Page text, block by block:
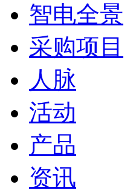
智电全景
采购项目
人脉
活动
产品
资讯